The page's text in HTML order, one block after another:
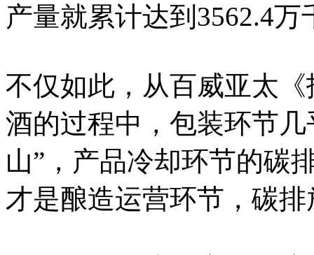
产量就累计达到3562.4万
不仅如此，从百威亚太
酒的过程中，包装环节
山”，产品冷却环节的碳
才是酿造运营环节，碳排